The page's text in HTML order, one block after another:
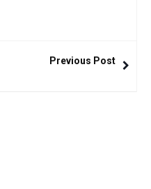
Previous Post